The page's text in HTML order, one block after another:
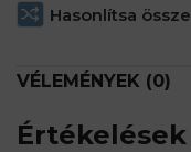
Hasonlítsa össze
VÉLEMÉNYEK (0)
Értékelések